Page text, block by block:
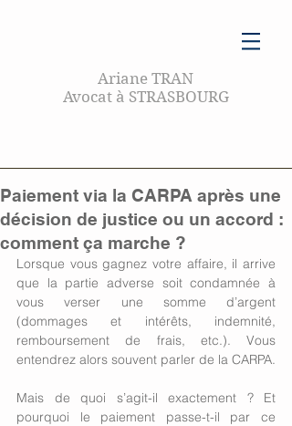
Ariane TRAN
Avocat à STRASBOURG
Paiement via la CARPA après une
décision de justice ou un accord :
comment ça marche ?
Lorsque vous gagnez votre affaire, il arrive
que la partie adverse soit condamnée à
vous verser une somme d’argent
(dommages et intérêts, indemnité,
remboursement de frais, etc.). Vous
Mais de quoi s’agit-il exactement ? Et
pourquoi le paiement passe-t-il par ce